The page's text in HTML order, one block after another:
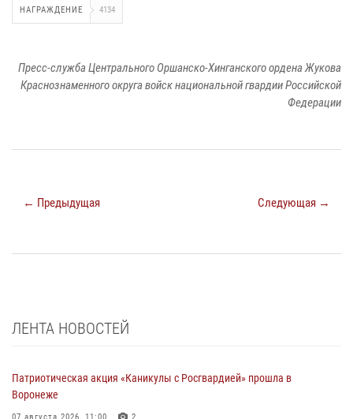
НАГРАЖДЕНИЕ 4134
Пресс-служба Центрального Оршанско-Хинганского ордена Жукова
Краснознаменного округа войск национальной гвардии Российской
Федерации
← Предыдущая Следующая →
ЛЕНТА НОВОСТЕЙ
Патриотическая акция «Каникулы с Росгвардией» прошла в
Воронеже